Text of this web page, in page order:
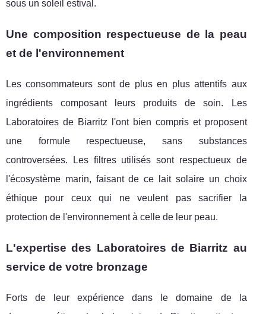
sous un soleil estival.
Une composition respectueuse de la peau
et de l'environnement
Les consommateurs sont de plus en plus attentifs aux
ingrédients composant leurs produits de soin. Les
Laboratoires de Biarritz l'ont bien compris et proposent
une formule respectueuse, sans substances
controversées. Les filtres utilisés sont respectueux de
l'écosystème marin, faisant de ce lait solaire un choix
éthique pour ceux qui ne veulent pas sacrifier la
protection de l'environnement à celle de leur peau.
L'expertise des Laboratoires de Biarritz au
service de votre bronzage
Forts de leur expérience dans le domaine de la